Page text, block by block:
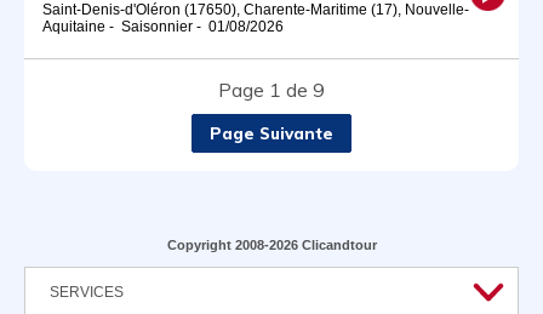
Saint-Denis-d'Oléron (17650), Charente-Maritime (17), Nouvelle-
Aquitaine - Saisonnier - 01/08/2026
Page 1 de 9
Page Suivante
Copyright 2008-2026 Clicandtour
SERVICES